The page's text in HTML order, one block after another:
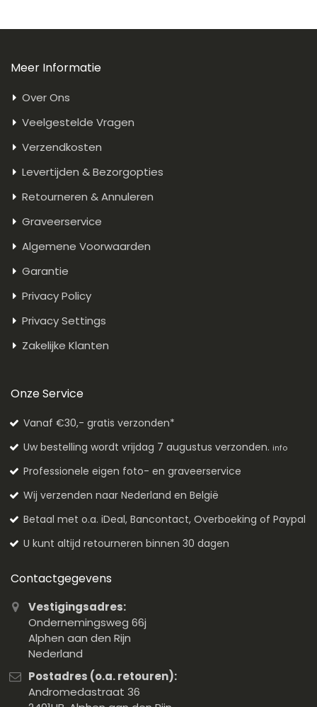
Meer Informatie
Over Ons
Veelgestelde Vragen
Verzendkosten
Levertijden & Bezorgopties
Retourneren & Annuleren
Graveerservice
Algemene Voorwaarden
Garantie
Privacy Policy
Privacy Settings
Zakelijke Klanten
Onze Service
Vanaf €30,- gratis verzonden*
Uw bestelling wordt vrijdag 7 augustus verzonden. info
Professionele eigen foto- en graveerservice
Wij verzenden naar Nederland en België
Betaal met o.a. iDeal, Bancontact, Overboeking of Paypal
U kunt altijd retourneren binnen 30 dagen
Contactgegevens
Vestigingsadres:
Ondernemingsweg 66j
Alphen aan den Rijn
Nederland
Postadres (o.a. retouren):
Andromedastraat 36